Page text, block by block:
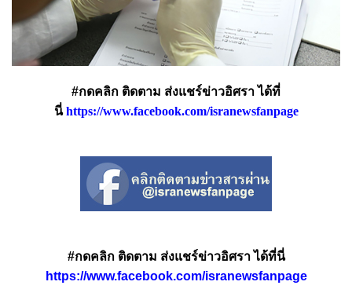
#กดคลิก ติดตาม ส่งแชร์ข่าวอิศรา ได้ที่
นี่ https://www.facebook.com/isranewsfanpage
#กดคลิก ติดตาม ส่งแชร์ข่าวอิศรา ได้ที่นี่
https://www.facebook.com/isranewsfanpage